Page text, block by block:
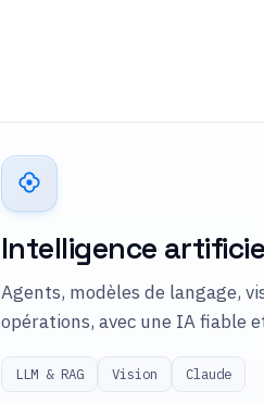
Intelligence
Agents, modèles de langage,
opérations, avec une IA fiable
LLM & RAG Vision Claude